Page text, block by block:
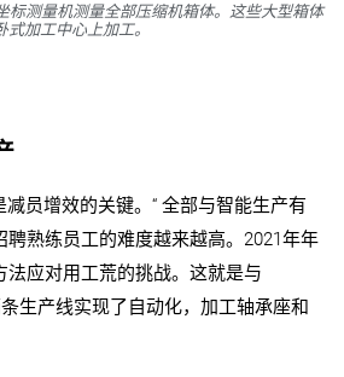
标测量机测量全部压缩机箱体。这些大型箱体
式加工中心上加工。
减员增效的关键。“ 全部与智能生产有
聘熟练员工的难度越来越高。2021年年
法应对用工荒的挑战。这就是与
生产线实现了自动化，加工轴承座和